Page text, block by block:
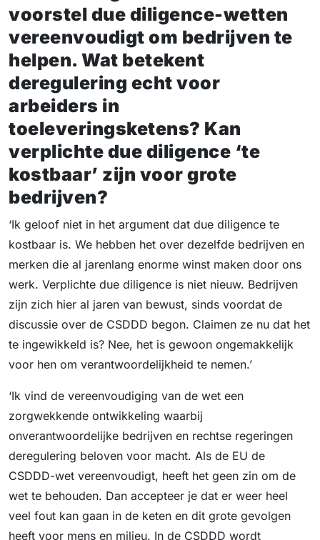
voorstel due diligence-wetten
vereenvoudigt om bedrijven te
helpen. Wat betekent
deregulering echt voor
arbeiders in
toeleveringsketens? Kan
verplichte due diligence ‘te
kostbaar’ zijn voor grote
bedrijven?
‘Ik geloof niet in het argument dat due diligence te
kostbaar is. We hebben het over dezelfde bedrijven en
merken die al jarenlang enorme winst maken door ons
werk. Verplichte due diligence is niet nieuw. Bedrijven
zijn zich hier al jaren van bewust, sinds voordat de
discussie over de CSDDD begon. Claimen ze nu dat het
te ingewikkeld is? Nee, het is gewoon ongemakkelijk
voor hen om verantwoordelijkheid te nemen.’
‘Ik vind de vereenvoudiging van de wet een
zorgwekkende ontwikkeling waarbij
onverantwoordelijke bedrijven en rechtse regeringen
deregulering beloven voor macht. Als de EU de
CSDDD-wet vereenvoudigt, heeft het geen zin om de
wet te behouden. Dan accepteer je dat er weer heel
veel fout kan gaan in de keten en dit grote gevolgen
heeft voor mens en milieu. In de CSDDD wordt